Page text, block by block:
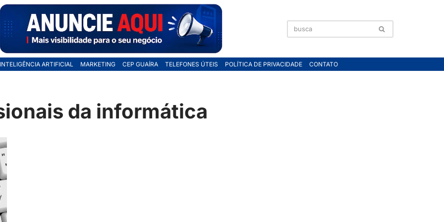
INTELIGÊNCIA ARTIFICIAL MARKETING CEP GUAÍRA TELEFONES ÚTEIS POLÍTICA DE PRIVACIDADE CONTATO
da informática